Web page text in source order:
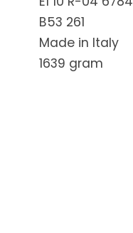
B53 261
Made in Italy
1639 gram